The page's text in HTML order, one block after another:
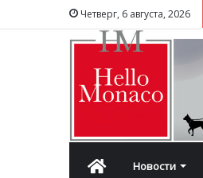
Четверг, 6 августа, 2026
ГлавнаяНовости